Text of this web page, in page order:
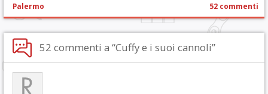
Palermo 52 commenti
52 commenti a “Cuffy e i suoi cannoli”